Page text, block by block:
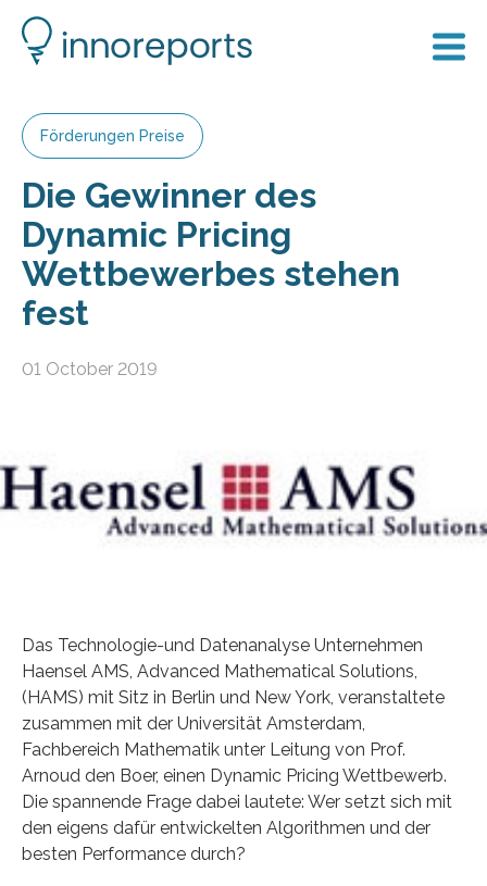
Förderungen Preise
Die Gewinner des
Dynamic Pricing
Wettbewerbes stehen
fest
01 October 2019
Das Technologie-und Datenanalyse Unternehmen
Haensel AMS, Advanced Mathematical Solutions,
(HAMS) mit Sitz in Berlin und New York, veranstaltete
zusammen mit der Universität Amsterdam,
Fachbereich Mathematik unter Leitung von Prof.
Arnoud den Boer, einen Dynamic Pricing Wettbewerb.
Die spannende Frage dabei lautete: Wer setzt sich mit
den eigens dafür entwickelten Algorithmen und der
besten Performance durch?